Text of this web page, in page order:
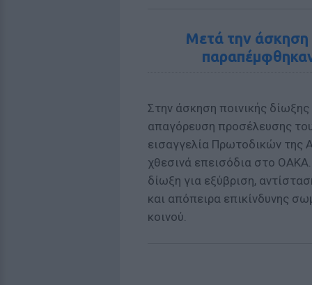
Μετά την άσκηση
Στην άσκηση ποινικής
απαγόρευση προσέλευσης
εισαγγελία Πρωτοδικών της
χθεσινά επεισόδια στο ΟΑΚΑ.
δίωξη για εξύβριση,
και απόπειρα επικίνδυνης
κοινού.